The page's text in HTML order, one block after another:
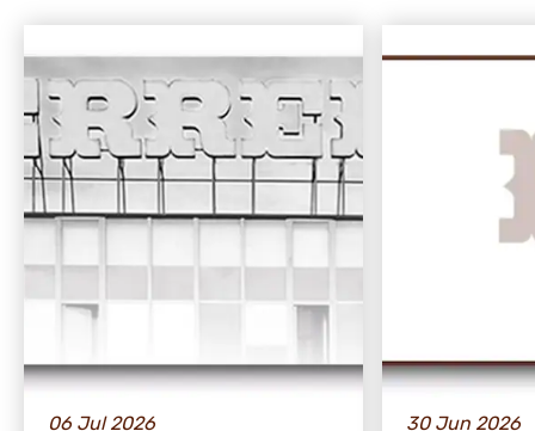
06 Jul 2026
30 Jun 2026